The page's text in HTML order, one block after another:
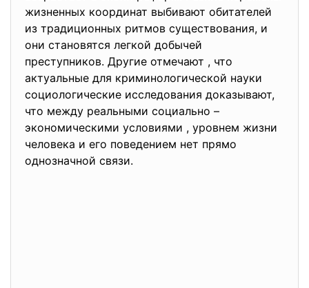
жизненных координат выбивают обитателей
из традиционных ритмов существования, и
они становятся легкой добычей
преступников. Другие отмечают , что
актуальные для криминологической науки
социологические исследования доказывают,
что между реальными социально –
экономическими условиями , уровнем жизни
человека и его поведением нет прямо
однозначной связи.